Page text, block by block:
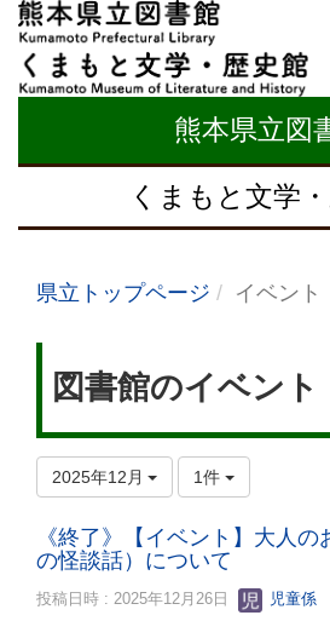
熊本県立図
くまもと文学
県立トップページ イベント
図書館のイベント
2025年12月 1件
《終了》【イベント】大人
の怪談話）について
投稿日時 : 2025年12月26日 児童係